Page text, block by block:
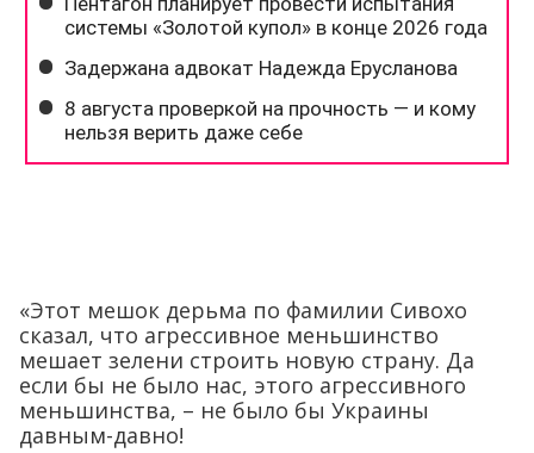
«Этот мешок дерьма по фамилии Сивохо
сказал, что агрессивное меньшинство
мешает зелени строить новую страну. Да
если бы не было нас, этого агрессивного
меньшинства, – не было бы Украины
давным-давно!